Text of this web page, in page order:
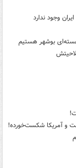
وجود ندارد
بوشهر هستیم
و آمریکا شکست‌خورده!